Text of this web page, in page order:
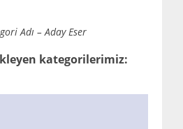
Adı – Aday Eser
kategorilerimiz: